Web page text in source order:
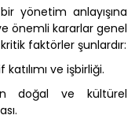
yönetim anlayışına
önemli kararlar genel
faktörler şunlardır:
ve işbirliği.
doğal ve kültürel